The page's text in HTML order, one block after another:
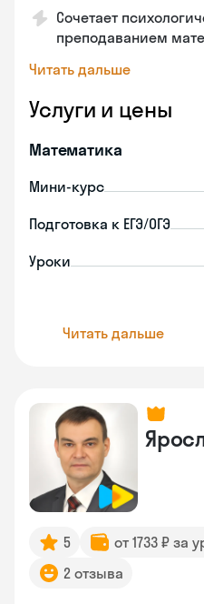
Сочетает
преподаванием
Читать дальше
Услуги и цены
Математика
Мини-курс
Подготовка к ЕГЭ/ОГЭ
Уроки
Читать дальше
5 от 1733 ₽ за
2 отзыва